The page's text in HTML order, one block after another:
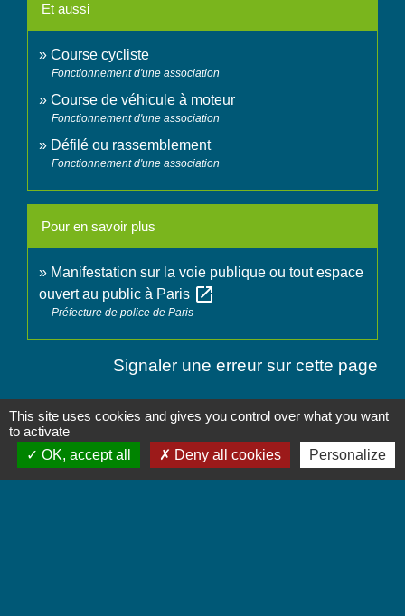
Et aussi
Course cycliste
Fonctionnement d'une association
Course de véhicule à moteur
Fonctionnement d'une association
Défilé ou rassemblement
Fonctionnement d'une association
Pour en savoir plus
Manifestation sur la voie publique ou tout espace
ouvert au public à Paris open_in_new
Préfecture de police de Paris
Signaler une erreur sur cette page
Contactez-nous
This site uses cookies and gives you control over what you want
to activate
OK, accept all
Deny all cookies Personalize